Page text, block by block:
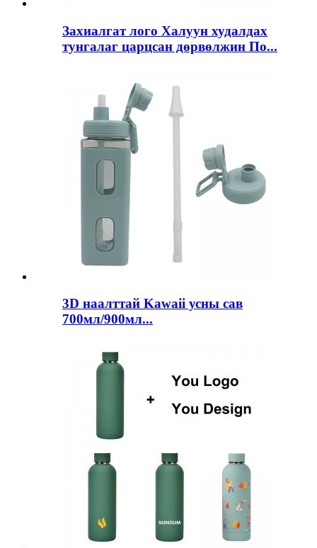
Захиалгат лого Халуун худалдах
тунгалаг царцсан дөрвөлжин По...
3D наалттай Kawaii усны сав
700мл/900мл...